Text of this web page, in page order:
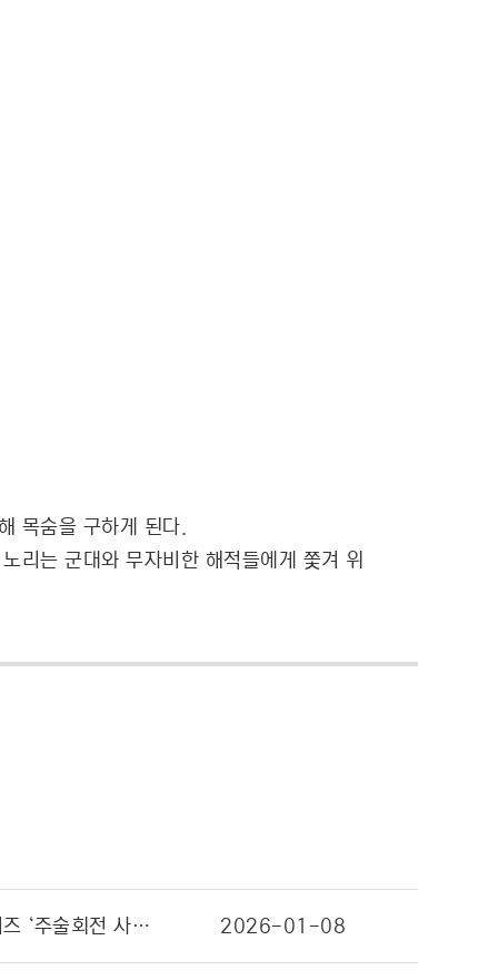
목숨을 구하게 된다.
리는 군대와 무자비한 해적들에게 쫓겨 위
주술회전, 새로운 캐릭터와 초호화 성우진 캐스팅으로 “영역 전개”… 주술회전 최신 시리즈 ‘주술회전 사멸회유’ 내일 국내 첫 방영 개시! 2026-01-08